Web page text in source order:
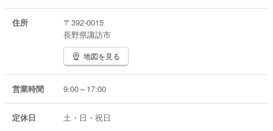
住所
〒392-0015
長野県諏訪市
地図を見る
営業時間 9:00～17:00
定休日 土・日・祝日